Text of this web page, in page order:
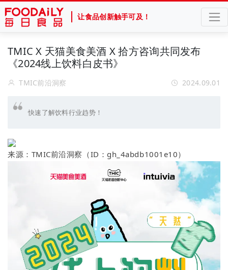
让食品创新触手可及！
TMIC X 天猫美食美酒 X 拾方咨询共同发布
《2024线上饮料白皮书》
TMIC前沿洞察 2024.09.01
快速了解饮料行业趋势！
来源：TMIC前沿洞察（ID：gh_4abdb1001e10）